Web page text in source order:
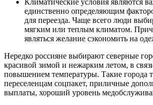
Климатические условия являются
единственно определяющим
для переезда. Чаще всего люди
мягким или теплым климатом.
являться желание сэкономить на
Нередко россияне выбирают северные
красивой зимой и нежарким летом, в
повышением температуры. Такие города
переселенцам соцпакет, приличные
выплаты, хороший уровень